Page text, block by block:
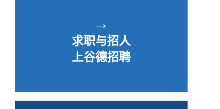
→
求职与招人
上谷德招聘